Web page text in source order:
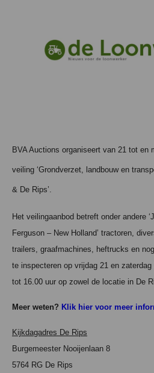
BVA Auctions organiseert van 21 tot en
veiling ‘Grondverzet, landbouw en
& De Rips’.
Het veilingaanbod betreft onder andere
Ferguson – New Holland’ tractoren,
trailers, graafmachines, heftrucks en
te inspecteren op vrijdag 21 en
tot 16.00 uur op zowel de locatie in De
Meer weten? Klik hier voor meer
Kijkdagadres De Rips
Burgemeester Nooijenlaan 8
5764 RG De Rips